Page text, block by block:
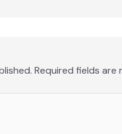
Required fields are